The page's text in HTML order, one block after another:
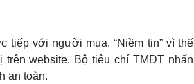
tiếp với người mua. “Niềm tin” vì thế
website. Bộ tiêu chí TMĐT nhấn
an toàn.